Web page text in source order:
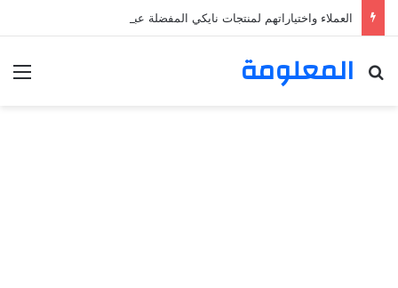
المعلومة
بحث عن